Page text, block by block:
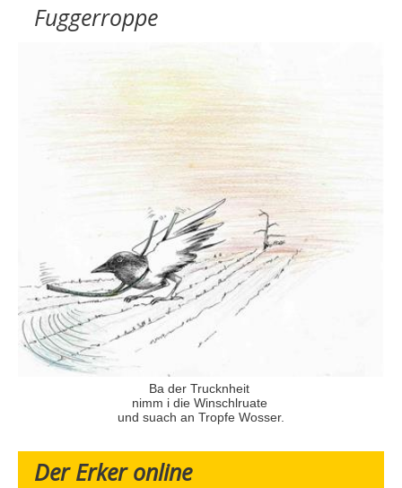
Fuggerroppe
Ba der Trucknheit
nimm i die Winschlruate
und suach an Tropfe Wosser.
Der Erker online